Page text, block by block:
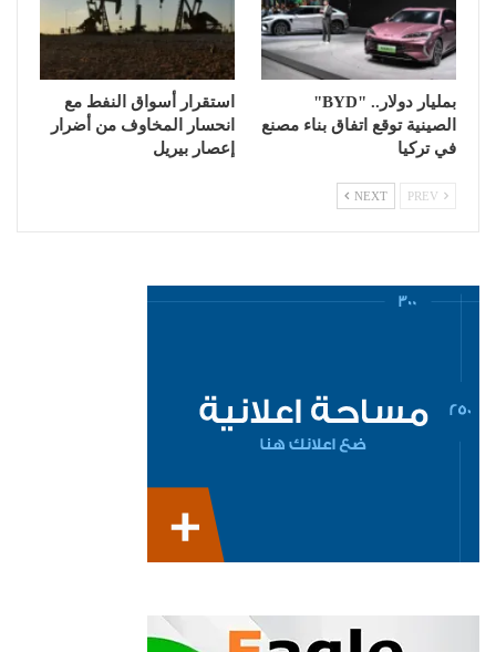
بمليار دولار.. "BYD"
الصينية توقع اتفاق بناء مصنع
في تركيا
استقرار أسواق النفط مع
انحسار المخاوف من أضرار
إعصار بيريل
NEXT